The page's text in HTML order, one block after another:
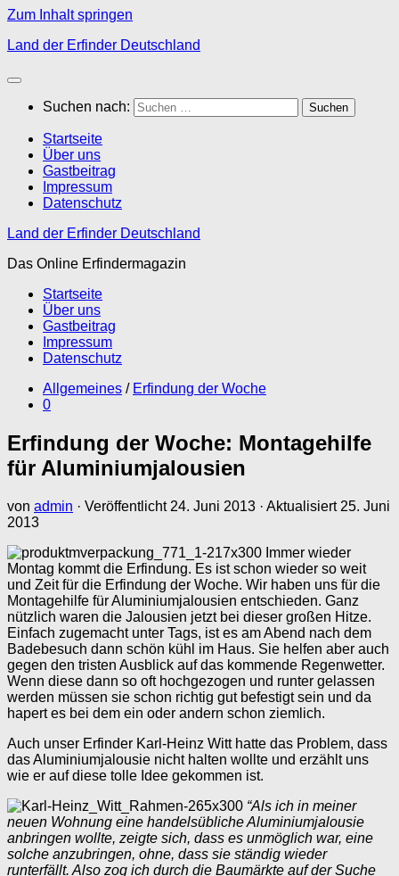
Zum Inhalt springen
Land der Erfinder Deutschland
Suchen nach:
Startseite
Über uns
Gastbeitrag
Impressum
Datenschutz
Land der Erfinder Deutschland
Das Online Erfindermagazin
Startseite
Über uns
Gastbeitrag
Impressum
Datenschutz
Allgemeines / Erfindung der Woche
0
Erfindung der Woche: Montagehilfe
für Aluminiumjalousien
von admin · Veröffentlicht 24. Juni 2013 · Aktualisiert 25. Juni
2013
Immer wieder
Montag kommt die Erfindung. Es ist schon wieder so weit
und Zeit für die Erfindung der Woche. Wir haben uns für die
Montagehilfe für Aluminiumjalousien entschieden. Ganz
nützlich waren die Jalousien jetzt bei dieser großen Hitze.
Einfach zugemacht unter Tags, ist es am Abend nach dem
Badebesuch dann schön kühl im Haus. Sie helfen aber auch
gegen den tristen Ausblick auf das kommende Regenwetter.
Wenn diese dann so oft hochgezogen und runter gelassen
werden müssen sie schon richtig gut befestigt sein und da
hapert es bei dem ein oder andern schon ziemlich.
Auch unser Erfinder Karl-Heinz Witt hatte das Problem, dass
das Aluminiumjalousie nicht halten wollte und erzählt uns
wie er auf diese tolle Idee gekommen ist.
“Als ich in meiner
neuen Wohnung eine handelsübliche Aluminiumjalousie
anbringen wollte, zeigte sich, dass es unmöglich war, eine
solche anzubringen, ohne, dass sie ständig wieder
runterfällt. Also zog ich durch die Baumärkte auf der Suche